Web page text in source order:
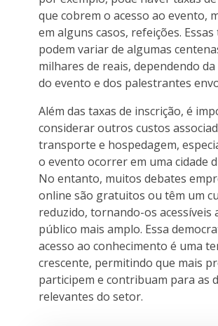
que cobrem o acesso ao evento,
em alguns casos, refeições. Essas
podem variar de algumas
milhares de reais, dependendo
do evento e dos palestrantes
Além das taxas de inscrição, é
considerar outros custos
transporte e hospedagem,
o evento ocorrer em uma cidade
No entanto, muitos debates
online são gratuitos ou têm um
reduzido, tornando-os acessíveis
público mais amplo. Essa
acesso ao conhecimento é uma
crescente, permitindo que mais
participem e contribuam para as
relevantes do setor.